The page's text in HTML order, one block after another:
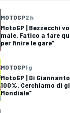
MOTOGP2 h
MotoGP | Bezzecchi
male. Fatico a fare
per finire le gare"
MOTOGP1 g
MotoGP | Di
100%. Cerchiamo di
Mondiale"